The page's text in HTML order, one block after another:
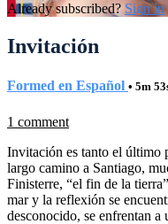
Already subscribed? Sign in
Invitación
Formed en Español • 5m
1 comment
Invitación es tanto el último
largo camino a Santiago,
Finisterre, “el fin de la
mar y la reflexión se
desconocido, se enfrentan a